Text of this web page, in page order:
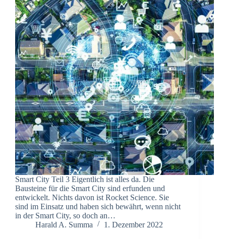
Smart City Teil 3 Eigentlich ist alles da. Die
Bausteine für die Smart City sind erfunden und
entwickelt. Nichts davon ist Rocket Science. Sie
sind im Einsatz und haben sich bewährt, wenn nicht
in der Smart City, so doch an…
Harald A. Summa
1. Dezember 2022